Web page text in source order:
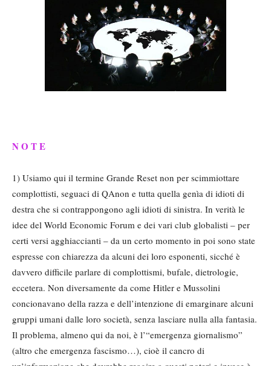
N O T E
1) Usiamo qui il termine Grande Reset non per scimmiottare
complottisti, seguaci di QAnon e tutta quella genìa di idioti di
destra che si contrappongono agli idioti di sinistra. In verità le
idee del World Economic Forum e dei vari club globalisti – per
certi versi agghiaccianti – da un certo momento in poi sono state
espresse con chiarezza da alcuni dei loro esponenti, sicché è
davvero difficile parlare di complottismi, bufale, dietrologie,
eccetera. Non diversamente da come Hitler e Mussolini
concionavano della razza e dell’intenzione di emarginare alcuni
gruppi umani dalle loro società, senza lasciare nulla alla fantasia.
Il problema, almeno qui da noi, è l’“emergenza giornalismo”
(altro che emergenza fascismo…), cioè il cancro di